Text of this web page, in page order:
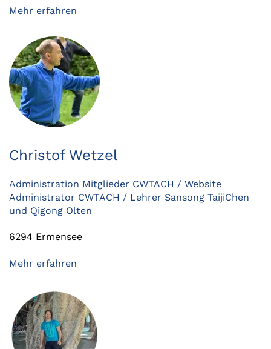
Mehr erfahren
Christof Wetzel
Administration Mitglieder CWTACH / Website
Administrator CWTACH / Lehrer Sansong TaijiChen
und Qigong Olten
6294 Ermensee
Mehr erfahren